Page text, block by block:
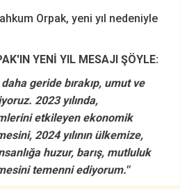
Orpak, yeni yıl nedeniyle
YENİ YIL MESAJI ŞÖYLE:
geride bırakıp, umut ve
2023 yılında,
etkileyen ekonomik
2024 yılının ülkemize,
huzur, barış, mutluluk
temenni ediyorum.''